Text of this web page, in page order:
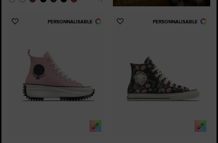
PERSONNALISABLE
Ajouter
PERSONNALISABLE
Ajouter